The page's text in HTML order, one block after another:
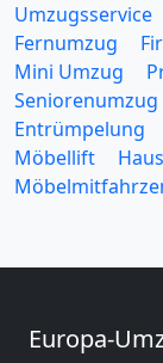
Umzugsservice
Fernumzug
Mini Umzug
Seniorenumzug
Entrümpelung
Möbellift
Europa-